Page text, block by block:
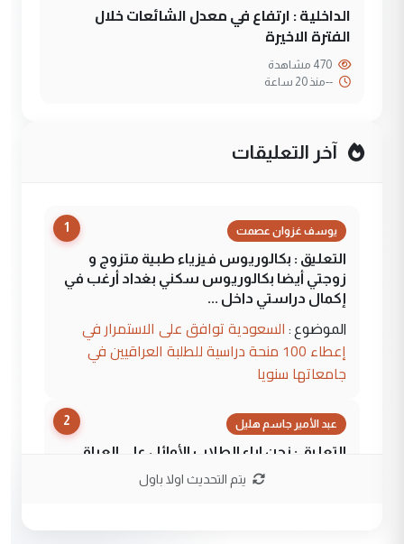
الداخلية : ارتفاع في معدل الشائعات خلال
الفترة الاخيرة
--منذ 20 ساعة
آخر التعليقات
1 يوسف غزوان عصمت
التعليق : بكالوريوس فيزياء طبية متزوج و
زوجتي أيضا بكالوريوس سكني بغداد أرغب في
إكمال دراستي داخل ...
الموضوع : السعودية توافق على الاستمرار في
إعطاء 100 منحة دراسية للطلبة العراقيين في
جامعاتها سنويا
2 عبد الأمير جاسم هليل
التعليق : نحن اباء الطلاب الأوائل على العراق
نتشرف بلقاء السيد احمد الصافي في العتبات
يتم التحديث اولا باول